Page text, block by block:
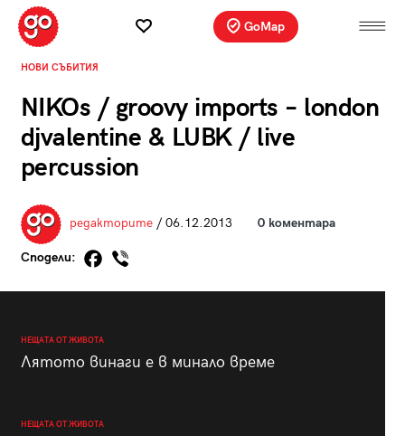
GoMap
НОВИ СЪБИТИЯ
NIKOs / groovy imports – london
djvalentine & LUBK / live
percussion
редакторите/ 06.12.2013 0 коментара
Сподели:
НЕЩАТА ОТ ЖИВОТА
Лятото винаги е в минало време
НЕЩАТА ОТ ЖИВОТА